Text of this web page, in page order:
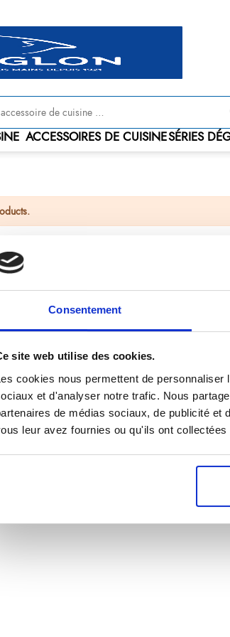
Consentement
site web utilise des cookies.
cookies nous permettent de
et d'analyser notre trafic. Nous
de médias sociaux, de publicité
leur avez fournies ou qu'ils ont
ACCESSOIRES DE CUISINESÉRIES